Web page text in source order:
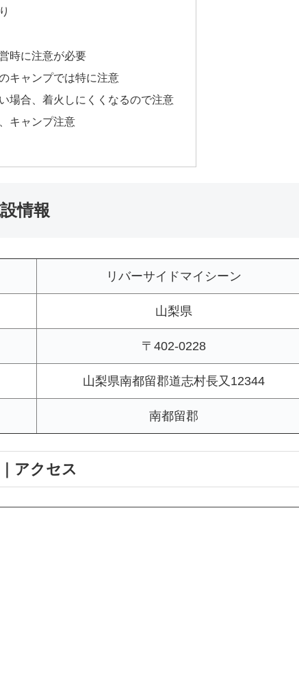
時に注意が必要
キャンプでは特に注意
場合、着火しにくくなるので注意
キャンプ注意
情報
リバーサイドマイシーン
山梨県
〒402-0228
山梨県南都留郡道志村長又12344
南都留郡
アクセス